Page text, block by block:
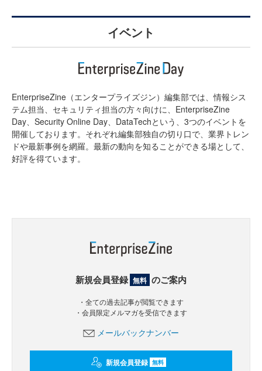
イベント
EnterpriseZine（エンタープライズジン）編集部では、情報シス
テム担当、セキュリティ担当の方々向けに、EnterpriseZine
Day、Security Online Day、DataTechという、3つのイベントを
開催しております。それぞれ編集部独自の切り口で、業界トレン
ドや最新事例を網羅。最新の動向を知ることができる場として、
好評を得ています。
新規会員登録 無料 のご案内
・全ての過去記事が閲覧できます
・会員限定メルマガを受信できます
メールバックナンバー
新規会員登録 無料